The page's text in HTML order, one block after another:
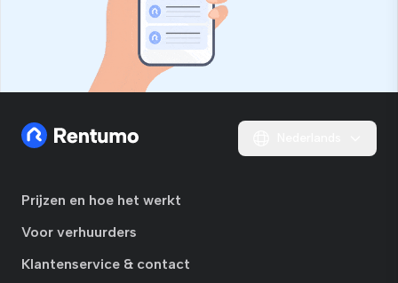
Prijzen en hoe het werkt
Voor verhuurders
Klantenservice & contact